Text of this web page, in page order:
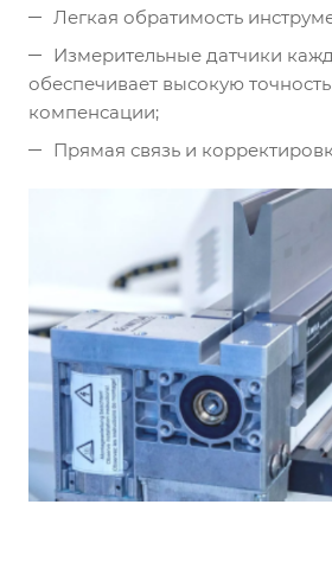
Легкая обратимость
Измерительные датчики
обеспечивает высокую
компенсации;
Прямая связь и